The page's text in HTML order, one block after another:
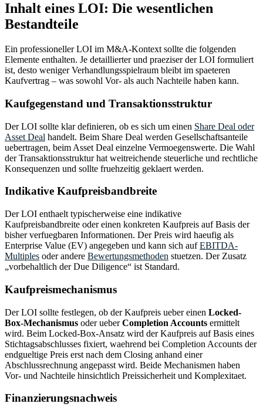
Inhalt eines LOI: Die wesentlichen
Bestandteile
Ein professioneller LOI im M&A-Kontext sollte die folgenden
Elemente enthalten. Je detaillierter und praeziser der LOI formuliert
ist, desto weniger Verhandlungsspielraum bleibt im spaeteren
Kaufvertrag – was sowohl Vor- als auch Nachteile haben kann.
Kaufgegenstand und Transaktionsstruktur
Der LOI sollte klar definieren, ob es sich um einen Share Deal oder
Asset Deal handelt. Beim Share Deal werden Gesellschaftsanteile
uebertragen, beim Asset Deal einzelne Vermoegenswerte. Die Wahl
der Transaktionsstruktur hat weitreichende steuerliche und rechtliche
Konsequenzen und sollte fruehzeitig geklaert werden.
Indikative Kaufpreisbandbreite
Der LOI enthaelt typischerweise eine indikative
Kaufpreisbandbreite oder einen konkreten Kaufpreis auf Basis der
bisher verfuegbaren Informationen. Der Preis wird haeufig als
Enterprise Value (EV) angegeben und kann sich auf EBITDA-
Multiples oder andere Bewertungsmethoden stuetzen. Der Zusatz
„vorbehaltlich der Due Diligence“ ist Standard.
Kaufpreismechanismus
Der LOI sollte festlegen, ob der Kaufpreis ueber einen Locked-
Box-Mechanismus oder ueber Completion Accounts ermittelt
wird. Beim Locked-Box-Ansatz wird der Kaufpreis auf Basis eines
Stichtagsabschlusses fixiert, waehrend bei Completion Accounts der
endgueltige Preis erst nach dem Closing anhand einer
Abschlussrechnung angepasst wird. Beide Mechanismen haben
Vor- und Nachteile hinsichtlich Preissicherheit und Komplexitaet.
Finanzierungsnachweis